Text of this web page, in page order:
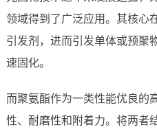
领域得到了广泛应用。其核心
引发剂，进而引发单体或预聚
速固化。
而聚氨酯作为一类性能优良的
性、耐磨性和附着力。将两者